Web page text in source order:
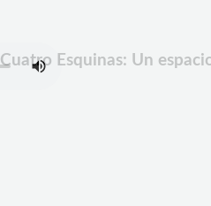
Esquinas: Un